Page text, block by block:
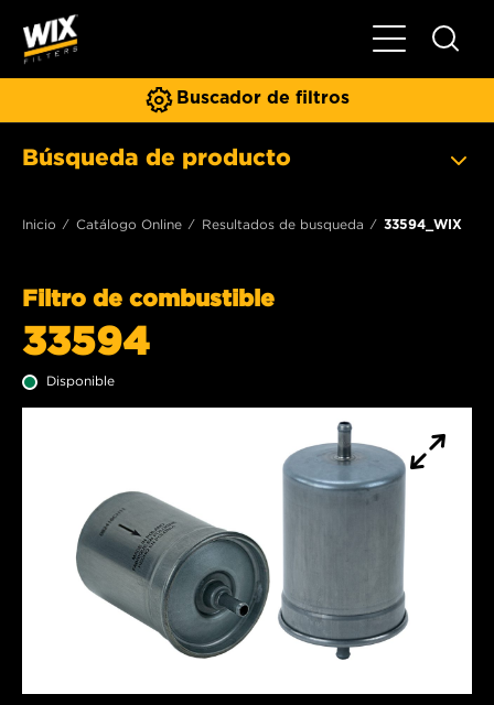
Toggle
Buscador de filtros
Búsqueda de producto
Inicio Catálogo Online Resultados de busqueda 33594_WIX
Filtro de combustible
33594
Disponible